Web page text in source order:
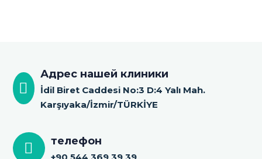
Адрес нашей клиники
İdil Biret Caddesi No:3 D:4 Yalı Mah.
Karşıyaka/İzmir/TÜRKİYE
телефон
+90 544 369 39 39